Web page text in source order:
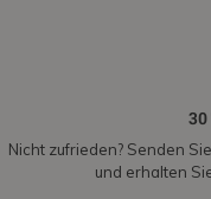
Nicht zufrieden? Senden
und erhalten